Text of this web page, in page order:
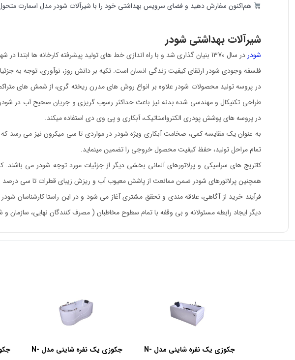
هم‌اکنون سفارش دهید و فضای سرویس بهداشتی خود را با شیرآلات شودر مدل اسمارت
شیرآلات بهداشتی شودر
شودر در سال 1370 بنیان گذاری شد و با راه اندازی خط های تولید پیشرفته کارخانه ها ابتدا در شهر تهران و بعد به سراسر ایران و در حال حاضر به کشورهای همسایه محصولات شودر ارسال می گردد.
فلسفه وجودی شودر ارتقای کیفیت زندگی انسان است. تکیه بر دانش روز، نوآوری، توجه به
در پروسه تولید محصولات شودر علاوه بر انواع روش های مدرن ریخته گری، از شمش های
طراحی تکنیکال و مهندسی شده بدنه نیز باعث حداکثر رسوب گریزی و جریان صحیح آب در
در پروسه های پوشش پودری الکترواستاتیک، آبکاری و پی وی دی استفاده میکند.
به عنوان یک مقایسه کمی، صخامت آبکاری ویژه شودر در مواردی تا سی میکرون نیز می رسد که
تمام مراحل تولید، حفظ کیفیت محصول خروجی را تضمین مینماید.
کاتریج های سرامیکی و پرلاتورهای آلمانی بخشی دیگر از جزئیات مورد توجه شودر می
همچنین پرلاتورهای شودر ضمن ممانعت از پاشش معیوب آب و ریزش زیبای قطرات تا سی درصد
فرآیند خرید از آگاهی، علاقه مندی و تحقق مشتری آغاز می شود و در این راستا کارشناسان
دیگر ایجاد رابطه مسئولانه و بی وقفه با تمام سطوح مخاطبان ( مصرف کنندگان نهایی،
جکوزی یک نفره شاینی مدل N-
جکوزی یک نفره شاینی مدل N-